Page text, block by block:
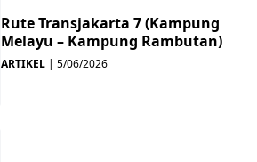
Rute Transjakarta 7 (Kampung
Melayu – Kampung Rambutan)
ARTIKEL | 5/06/2026